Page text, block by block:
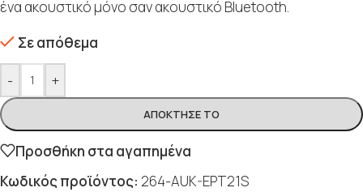
ένα ακουστικό μόνο σαν ακουστικό Bluetooth.
Σε απόθεμα
- +
ΑΠΌΚΤΗΣΈ ΤΟ
Προσθήκη στα αγαπημένα
Κωδικός προϊόντος: 264-AUK-EPT21S